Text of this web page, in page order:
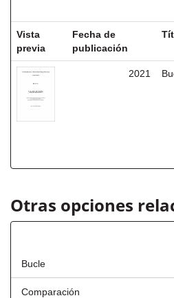
Vista
previa
Fecha de
publicación
2021
Otras opciones
Bucle
Comparación